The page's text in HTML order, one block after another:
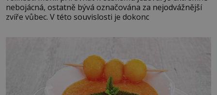
nebojácná, ostatně bývá označována za nejodvážnější
zvíře vůbec. V této souvislosti je dokonc